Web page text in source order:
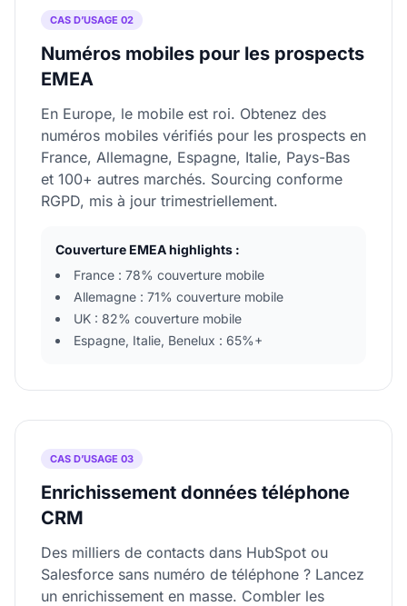
CAS D’USAGE 02
Numéros mobiles pour les prospects
EMEA
En Europe, le mobile est roi. Obtenez des
numéros mobiles vérifiés pour les prospects en
France, Allemagne, Espagne, Italie, Pays-Bas
et 100+ autres marchés. Sourcing conforme
RGPD, mis à jour trimestriellement.
Couverture EMEA highlights :
France : 78% couverture mobile
Allemagne : 71% couverture mobile
UK : 82% couverture mobile
Espagne, Italie, Benelux : 65%+
CAS D’USAGE 03
Enrichissement données téléphone
CRM
Des milliers de contacts dans HubSpot ou
Salesforce sans numéro de téléphone ? Lancez
un enrichissement en masse. Combler les